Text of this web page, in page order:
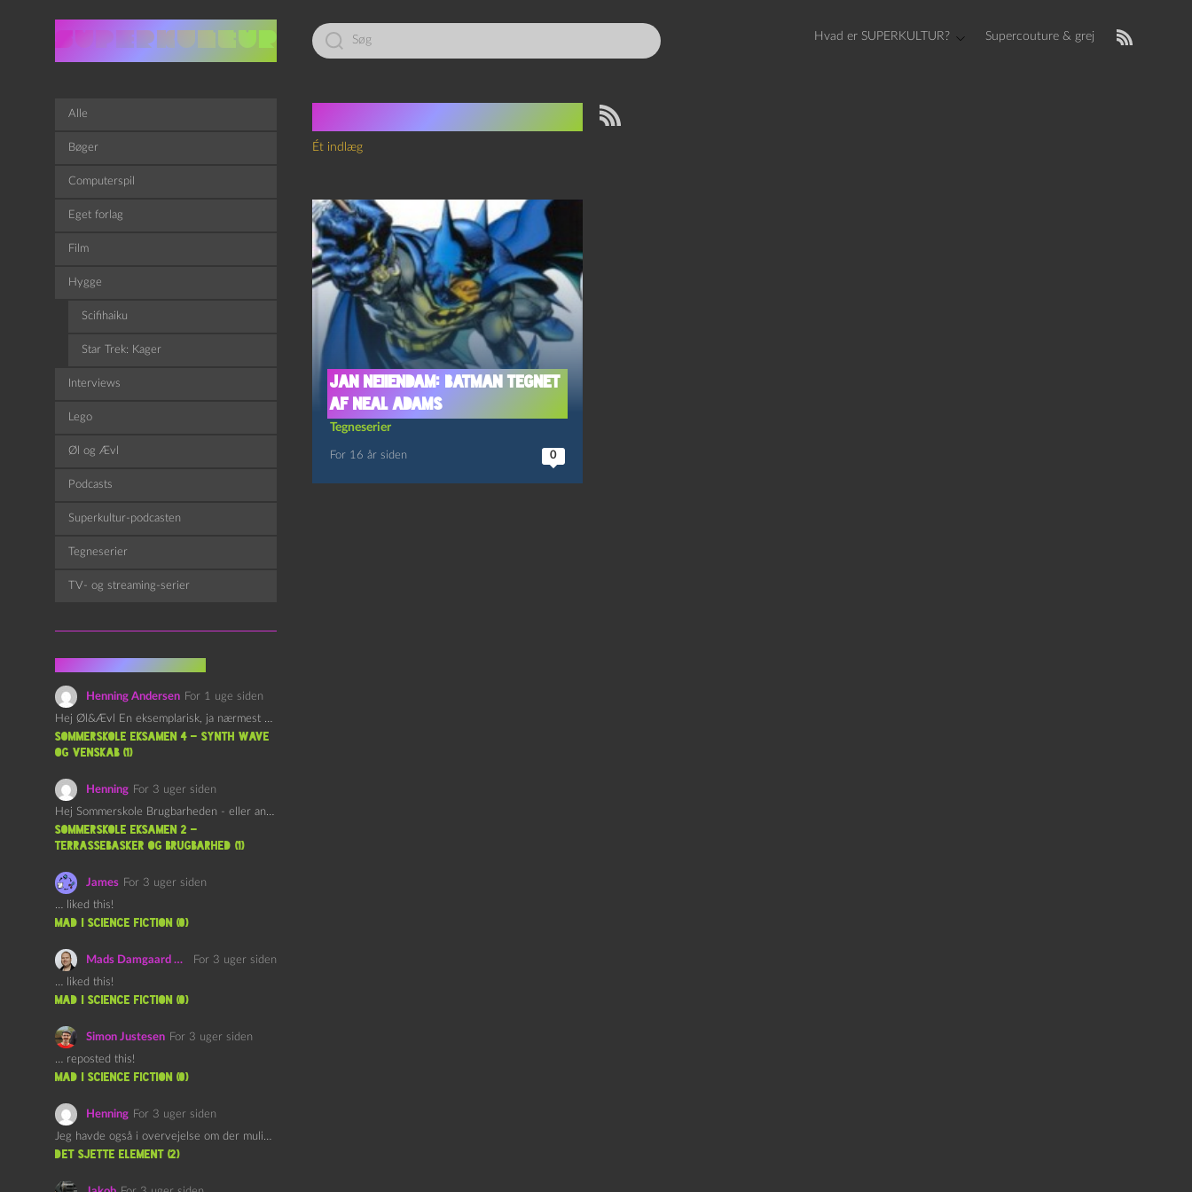
Led
efter:
Hvad er SUPERKULTUR? Supercouture & grej
Ét indlæg
Jan Neiiendam: Batman tegnet
af Neal Adams
Tegneserier
For 16 år siden 0
Alle
Bøger
Computerspil
Eget forlag
Film
Hygge
Scifihaiku
Star Trek: Kager
Interviews
Lego
Øl og Ævl
Podcasts
Superkultur-podcasten
Tegneserier
TV- og streaming-serier
Henning Andersen For 1 uge siden
Hej Øl&Ævl En eksemplarisk, ja nærmest yndefuld, afslutning på SOMMERSKOLEN.…
Sommerskole Eksamen 4 – Synth Wave
og Venskab (1)
Henning For 3 uger siden
Hej Sommerskole Brugbarheden - eller anvendeligheden - af "Øl&Ævl" er…
Sommerskole Eksamen 2 –
Terrassebasker og Brugbarhed (1)
James For 3 uger siden
… liked this!
mad i science fiction (0)
Mads Damgaard Mortensen (Å)
For 3 uger siden
… liked this!
mad i science fiction (0)
Simon Justesen For 3 uger siden
… reposted this!
mad i science fiction (0)
Henning For 3 uger siden
Jeg havde også i overvejelse om der muligvis kunne være…
det sjette element (2)